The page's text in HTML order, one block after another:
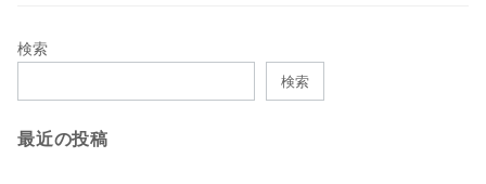
検索
検索
最近の投稿